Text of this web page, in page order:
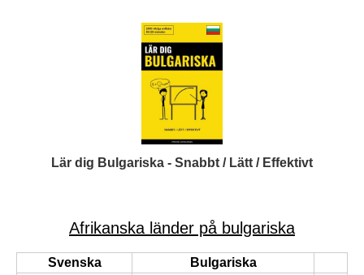
Lär dig Bulgariska - Snabbt / Lätt / Effektivt
Afrikanska länder på bulgariska
Svenska
Bulgariska